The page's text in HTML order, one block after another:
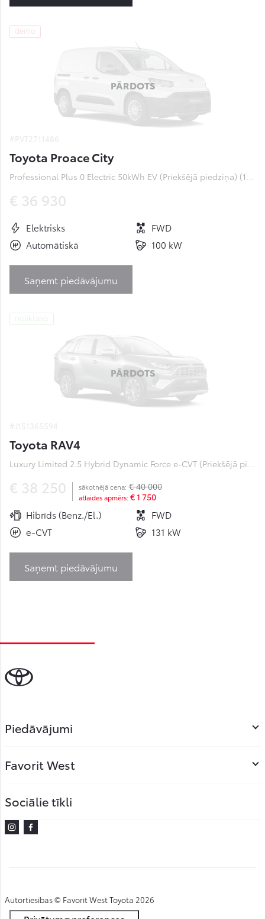
demo
PĀRDOTS
Toyota Proace City
Professional Plus 0 Electric 50kWh EV (Priekšējā piedziņa) (100 kW)
€ 36 930
Elektrisks
FWD
Automātiskā
100 kW
Saņemt piedāvājumu
noliktavā
PĀRDOTS
Toyota RAV4
Luxury Limited 2.5 Hybrid Dynamic Force e-CVT (Priekšējā piedziņa) (131 kW)
€ 38 250 sākotnējā cena: € 40 000
atlaides apmērs: € 1 750
Hibrīds (Benz./El.)
FWD
e-CVT
131 kW
Saņemt piedāvājumu
Piedāvājumi
Favorit West
Sociālie tīkli
Instagram
Facebook
Autortiesības © Favorit West Toyota 2026